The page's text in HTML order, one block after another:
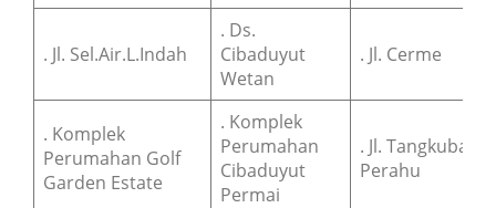
. Jl. Sel.Air.L.Indah
. Ds.
Cibaduyut
Wetan
. Jl. Cerme
. Komplek
Perumahan Golf
Garden Estate
. Komplek
Perumahan
Cibaduyut
Permai
. Jl. Tangkuban
Perahu